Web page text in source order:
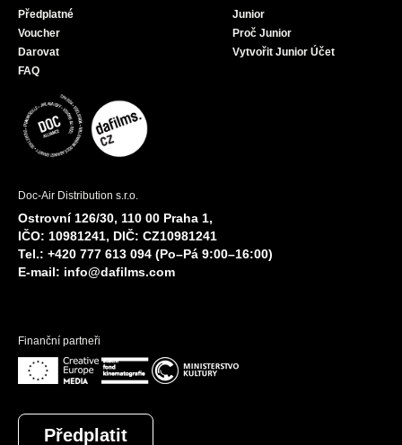
Předplatné
Voucher
Darovat
FAQ
Junior
Proč Junior
Vytvořit Junior Účet
Doc-Air Distribution s.r.o.
Ostrovní 126/30, 110 00 Praha 1,
IČO: 10981241, DIČ: CZ10981241
Tel.: +420 777 613 094 (Po–Pá 9:00–16:00)
E-mail: info@dafilms.com
Finanční partneři
Předplatit